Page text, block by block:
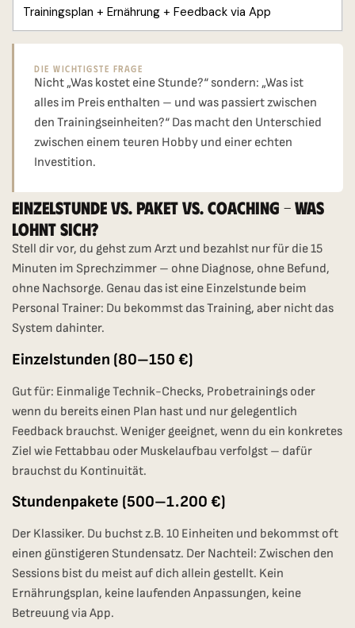
Trainingsplan + Ernährung + Feedback via App
Die Wichtigste Frage
Nicht „Was kostet eine Stunde?“ sondern: „Was ist
alles im Preis enthalten – und was passiert zwischen
den Trainingseinheiten?“ Das macht den Unterschied
zwischen einem teuren Hobby und einer echten
Investition.
Einzelstunde Vs. Paket Vs. Coaching – Was
Lohnt Sich?
Stell dir vor, du gehst zum Arzt und bezahlst nur für die 15
Minuten im Sprechzimmer – ohne Diagnose, ohne Befund,
ohne Nachsorge. Genau das ist eine Einzelstunde beim
Personal Trainer: Du bekommst das Training, aber nicht das
System dahinter.
Einzelstunden (80–150 €)
Gut für: Einmalige Technik-Checks, Probetrainings oder
wenn du bereits einen Plan hast und nur gelegentlich
Feedback brauchst. Weniger geeignet, wenn du ein konkretes
Ziel wie Fettabbau oder Muskelaufbau verfolgst – dafür
brauchst du Kontinuität.
Stundenpakete (500–1.200 €)
Der Klassiker. Du buchst z.B. 10 Einheiten und bekommst oft
einen günstigeren Stundensatz. Der Nachteil: Zwischen den
Sessions bist du meist auf dich allein gestellt. Kein
Ernährungsplan, keine laufenden Anpassungen, keine
Betreuung via App.